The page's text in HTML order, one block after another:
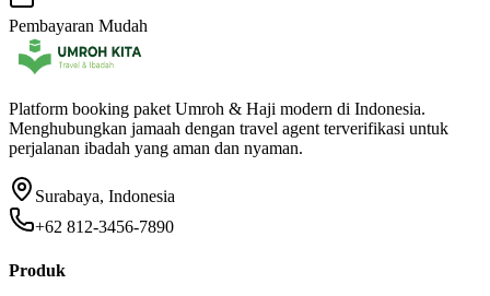
Pembayaran Mudah
Platform booking paket Umroh & Haji modern di Indonesia.
Menghubungkan jamaah dengan travel agent terverifikasi untuk
perjalanan ibadah yang aman dan nyaman.
Surabaya, Indonesia
+62 812-3456-7890
Produk